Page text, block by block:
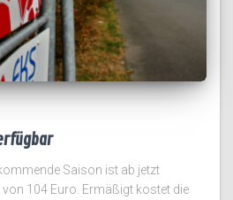
Saison ist ab jetzt
104 Euro. Ermäßigt kostet die